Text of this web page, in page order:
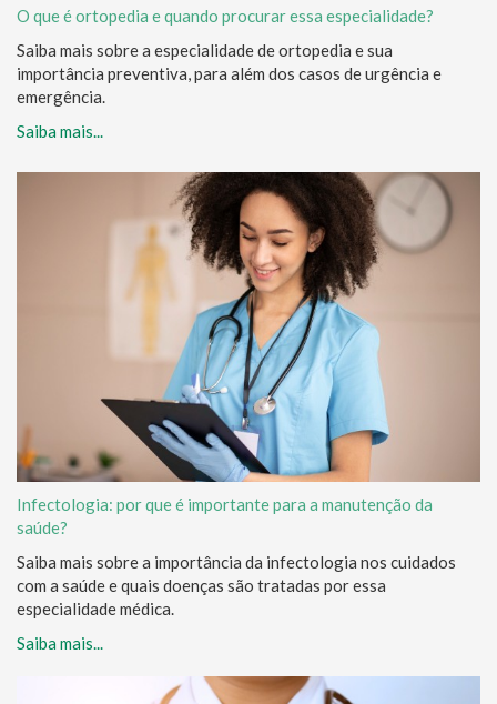
O que é ortopedia e quando procurar essa especialidade?
Saiba mais sobre a especialidade de ortopedia e sua
importância preventiva, para além dos casos de urgência e
emergência.
Saiba mais...
Infectologia: por que é importante para a manutenção da
saúde?
Saiba mais sobre a importância da infectologia nos cuidados
com a saúde e quais doenças são tratadas por essa
especialidade médica.
Saiba mais...